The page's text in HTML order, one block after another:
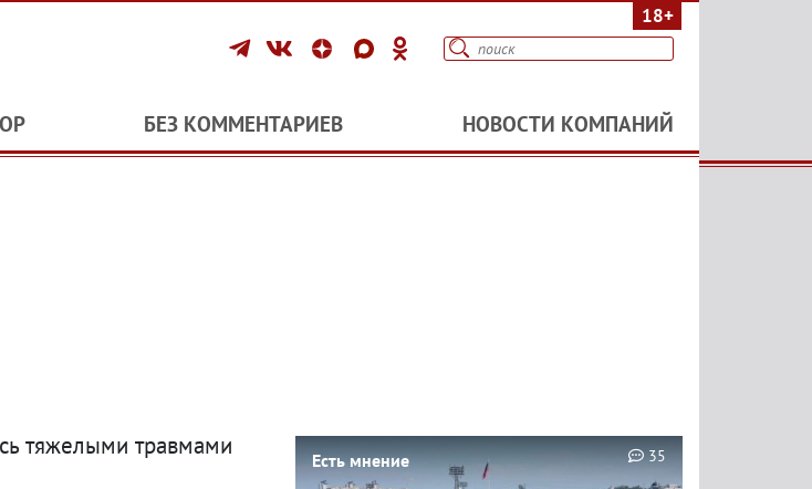
18+
БЕЗ КОММЕНТАРИЕВ НОВОСТИ КОМПАНИЙ
тяжелыми травмами
Есть мнение 35